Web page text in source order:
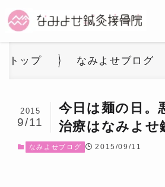
トップ なみよせブログ
今日は麺の日。
治療はなみよせ
2015
9/11
なみよせブログ 2015/09/11